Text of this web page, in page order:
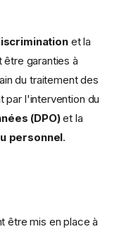
et la
garanties à
du traitement des
par l'intervention du
(DPO)et la
personnel.
être mis en place à